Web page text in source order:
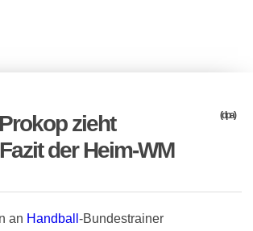
zieht
der Heim-WM
(dpa)
an Handball -Bundestrainer